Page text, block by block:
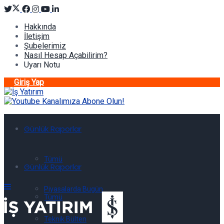
Hakkında
İletişim
Şubelerimiz
Nasıl Hesap Açabilirim?
Uyarı Notu
Giriş Yap
Günlük Raporlar
Tümü
Piyasalarda Bugün
Teknik Bülten
Günlük Raporlar
Tümü